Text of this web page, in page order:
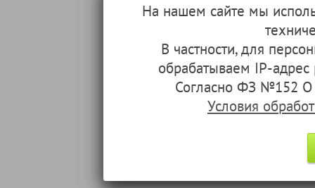
На нашем сайте мы
В частности, для
обрабатываем IP-
Согласно ФЗ №152 О
Условия